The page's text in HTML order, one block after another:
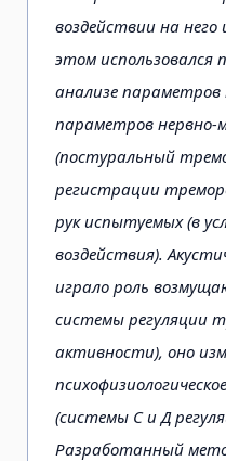
воздействии на него
этом использовался
анализе
параметров
(постуральный
регистрации
рук испытуемых (в
воздействия).
играло роль
системы регуляции
активности), оно
(системы С и Д
Разработанный